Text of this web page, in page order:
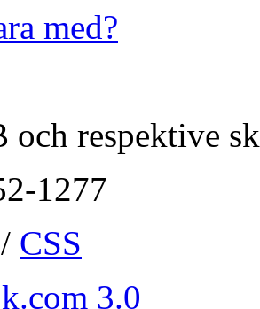
med?
och respektive
1277
/ CSS
3.0